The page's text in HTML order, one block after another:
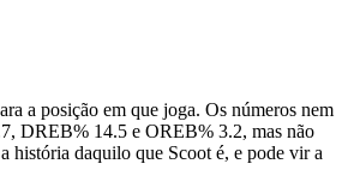
a posição em que joga. Os números nem
DREB% 14.5 e OREB% 3.2, mas não
história daquilo que Scoot é, e pode vir a